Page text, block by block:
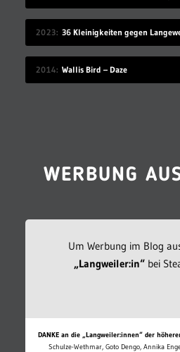
2023
2014 Wallis Bird – Daze
WERBUNG
Um Werbung im Blog
„Langweiler:in“bei
DANKE an die „Langweiler:innen“ der
Schulze-Wethmar, Goto Dengo, Annika